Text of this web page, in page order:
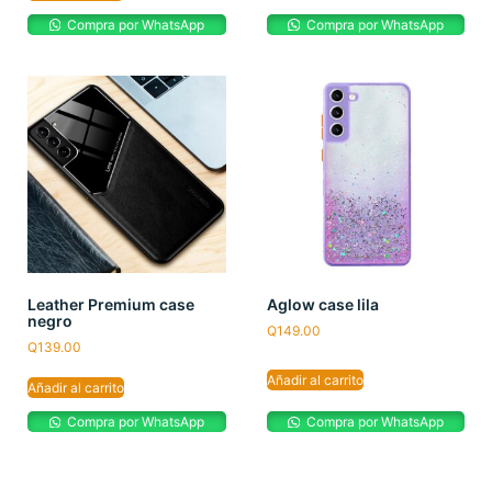
Compra por WhatsApp Compra por WhatsApp
Leather Premium case
negro
Q139.00
Añadir al carrito
Compra por WhatsApp
Aglow case lila
Q149.00
Añadir al carrito
Compra por WhatsApp